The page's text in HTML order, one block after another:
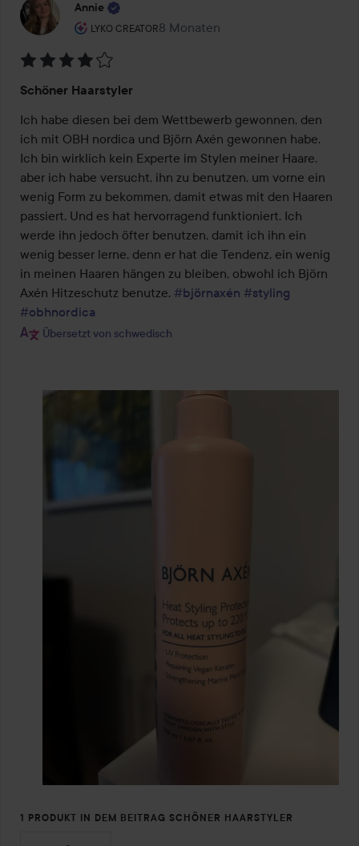
Annie
LYKO CREATOR
Rolle des Benutzers: Lyko Creator.
8 Monaten
Der Beitrag wurde 8 Monaten
4
von
5
Schöner Haarstyler
Ich habe diesen bei dem Wettbewerb gewonnen, den
ich mit OBH nordica und Björn Axén gewonnen habe.
Ich bin wirklich kein Experte im Stylen meiner Haare,
aber ich habe versucht, ihn zu benutzen, um vorne ein
wenig Form zu bekommen, damit etwas mit den Haaren
passiert. Und es hat hervorragend funktioniert. Ich
werde ihn jedoch öfter benutzen, damit ich ihn ein
wenig besser lerne, denn er hat die Tendenz, ein wenig
in meinen Haaren hängen zu bleiben, obwohl ich Björn
Axén Hitzeschutz benutze. #björnaxén #styling
#obhnordica
Übersetzt von schwedisch
1 PRODUKT IN DEM BEITRAG SCHÖNER HAARSTYLER